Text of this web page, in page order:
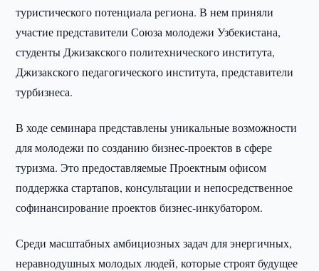
туристического потенциала региона. В нем приняли
участие представители Союза молодежи Узбекистана,
студенты Джизакского политехнического института,
Джизакского педагогического института, представители
турбизнеса.
В ходе семинара представлены уникальные возможности
для молодежи по созданию бизнес-проектов в сфере
туризма. Это предоставляемые Проектным офисом
поддержка стартапов, консультации и непосредственное
софинансирование проектов бизнес-инкубатором.
Среди масштабных амбициозных задач для энергичных,
неравнодушных молодых людей, которые строят будущее